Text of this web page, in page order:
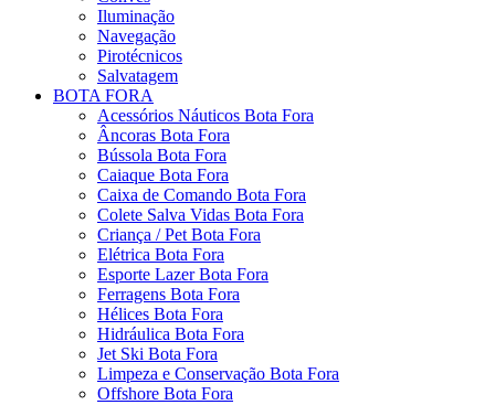
Iluminação
Navegação
Pirotécnicos
Salvatagem
BOTA FORA
Acessórios Náuticos Bota Fora
Âncoras Bota Fora
Bússola Bota Fora
Caiaque Bota Fora
Caixa de Comando Bota Fora
Colete Salva Vidas Bota Fora
Criança / Pet Bota Fora
Elétrica Bota Fora
Esporte Lazer Bota Fora
Ferragens Bota Fora
Hélices Bota Fora
Hidráulica Bota Fora
Jet Ski Bota Fora
Limpeza e Conservação Bota Fora
Offshore Bota Fora